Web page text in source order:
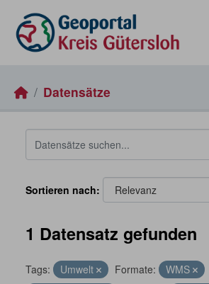
Datensätze
Sortieren nach
1 Datensatz gefunden
Tags: Umwelt Formate: WMS